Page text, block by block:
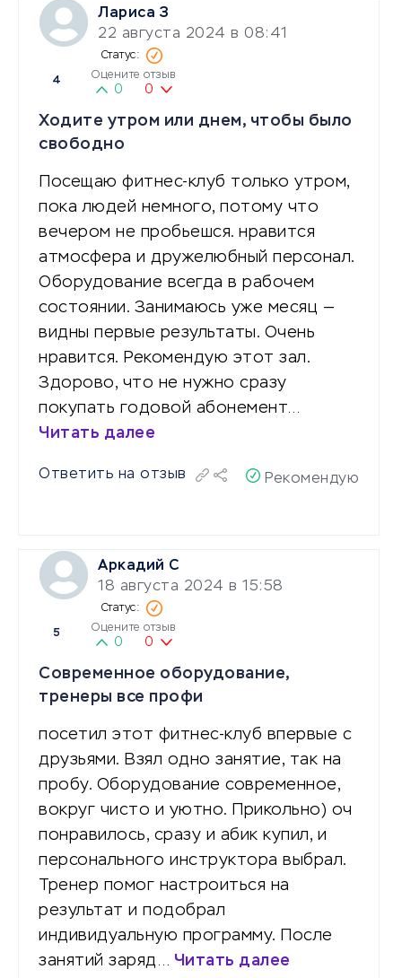
Лариса З
22 августа 2024 в 08:41
4 Оцените отзыв
0 0
Ходите утром или днем, чтобы было
свободно
Посещаю фитнес-клуб только утром,
пока людей немного, потому что
вечером не пробьешся. нравится
атмосфера и дружелюбный персонал.
Оборудование всегда в рабочем
состоянии. Занимаюсь уже месяц —
видны первые результаты. Очень
нравится. Рекомендую этот зал.
Здорово, что не нужно сразу
покупать годовой абонемент…
Читать далее
Ответить на отзыв Рекомендую
Аркадий С
18 августа 2024 в 15:58
5 Оцените отзыв
0 0
Современное оборудование,
тренеры все профи
посетил этот фитнес-клуб впервые с
друзьями. Взял одно занятие, так на
пробу. Оборудование современное,
вокруг чисто и уютно. Прикольно) оч
понравилось, сразу и абик купил, и
персонального инструктора выбрал.
Тренер помог настроиться на
результат и подобрал
индивидуальную программу. После
занятий заряд… Читать далее